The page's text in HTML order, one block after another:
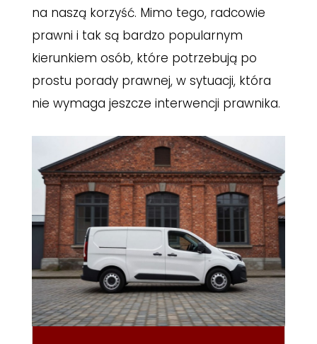
na naszą korzyść. Mimo tego, radcowie
prawni i tak są bardzo popularnym
kierunkiem osób, które potrzebują po
prostu porady prawnej, w sytuacji, która
nie wymaga jeszcze interwencji prawnika.